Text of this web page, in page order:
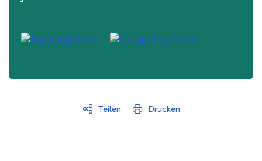
Teilen Drucken